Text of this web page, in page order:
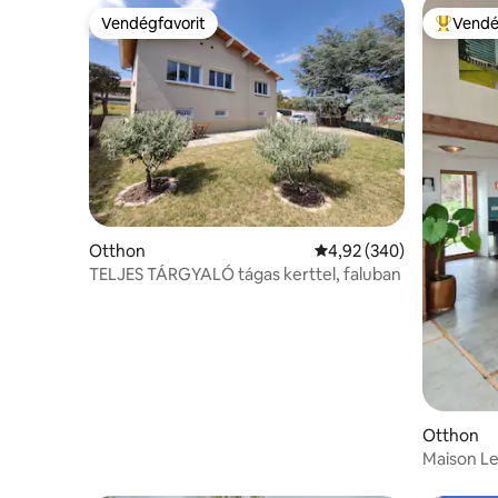
Vendégfavorit
Vendégfavorit
Otthon Átlagos értékelés: 5/
4,92 (340)
TELJES TÁRGYALÓ tágas kerttel, faluban
Kiemelt
Otthon
Maison